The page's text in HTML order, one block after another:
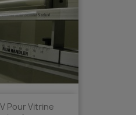
Pour Vitrine